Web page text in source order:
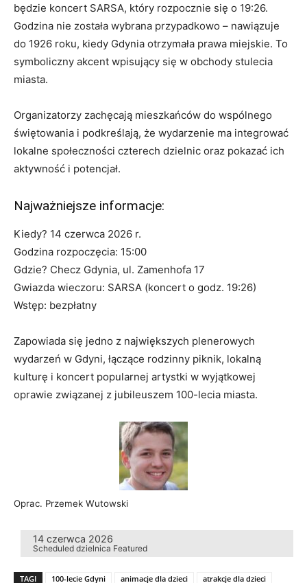
będzie koncert SARSA, który rozpocznie się o 19:26.
Godzina nie została wybrana przypadkowo – nawiązuje
do 1926 roku, kiedy Gdynia otrzymała prawa miejskie. To
symboliczny akcent wpisujący się w obchody stulecia
miasta.
Organizatorzy zachęcają mieszkańców do wspólnego
świętowania i podkreślają, że wydarzenie ma integrować
lokalne społeczności czterech dzielnic oraz pokazać ich
aktywność i potencjał.
Najważniejsze informacje:
Kiedy? 14 czerwca 2026 r.
Godzina rozpoczęcia: 15:00
Gdzie? Checz Gdynia, ul. Zamenhofa 17
Gwiazda wieczoru: SARSA (koncert o godz. 19:26)
Wstęp: bezpłatny
Zapowiada się jedno z największych plenerowych
wydarzeń w Gdyni, łączące rodzinny piknik, lokalną
kulturę i koncert popularnej artystki w wyjątkowej
oprawie związanej z jubileuszem 100-lecia miasta.
Oprac. Przemek Wutowski
14 czerwca 2026
Scheduled dzielnica Featured
TAGI 100-lecie Gdyni animacje dla dzieci atrakcje dla dzieci